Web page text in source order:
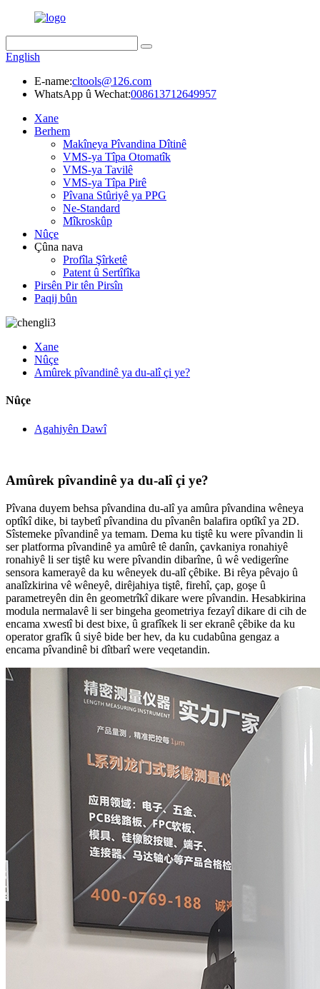
English
E-name:cltools@126.com
WhatsApp û Wechat:008613712649957
Xane
Berhem
Makîneya Pîvandina Dîtinê
VMS-ya Tîpa Otomatîk
VMS-ya Tavilê
VMS-ya Tîpa Pirê
Pîvana Stûriyê ya PPG
Ne-Standard
Mîkroskûp
Nûçe
Çûna nava
Profîla Şîrketê
Patent û Sertîfîka
Pirsên Pir tên Pirsîn
Paqij bûn
Xane
Nûçe
Amûrek pîvandinê ya du-alî çi ye?
Nûçe
Agahiyên Dawî
Amûrek pîvandinê ya du-alî çi ye?
Pîvana duyem behsa pîvandina du-alî ya amûra pîvandina wêneya
optîkî dike, bi taybetî pîvandina du pîvanên balafira optîkî ya 2D.
Sîstemeke pîvandinê ya temam. Dema ku tiştê ku were pîvandin li
ser platforma pîvandinê ya amûrê tê danîn, çavkaniya ronahiyê
ronahiyê li ser tiştê ku were pîvandin dibarîne, û wê vedigerîne
sensora kamerayê da ku wêneyek du-alî çêbike. Bi rêya pêvajo û
analîzkirina vê wêneyê, dirêjahiya tiştê, firehî, çap, goşe û
parametreyên din ên geometrîkî dikare were pîvandin. Hesabkirina
modula nermalavê li ser bingeha geometriya fezayî dikare di cih de
encama xwestî bi dest bixe, û grafîkek li ser ekranê çêbike da ku
operator grafîk û siyê bide ber hev, da ku cudabûna gengaz a
encama pîvandinê bi dîtbarî were veqetandin.